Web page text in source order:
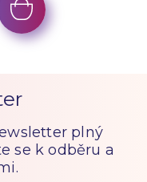
plný
se k odběru a